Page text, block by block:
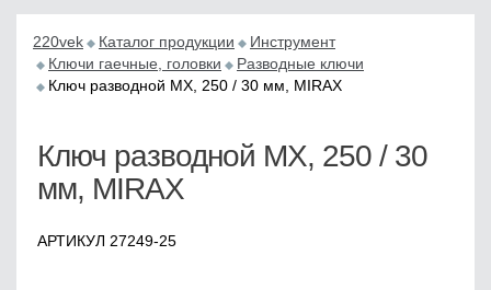
220vek Каталог продукции
Инструмент
Ключи гаечные, головки
Разводные ключи
Ключ разводной МХ, 250 / 30 мм, MIRAX
Ключ разводной МХ, 250 / 30
мм, MIRAX
АРТИКУЛ 27249-25